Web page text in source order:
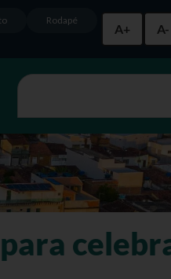
A+
A-
Rodapé